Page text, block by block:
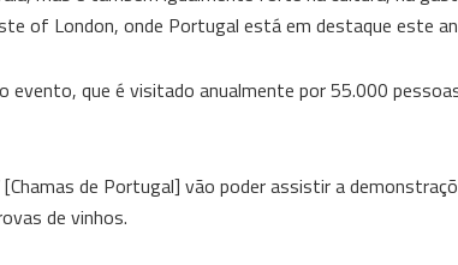
of London, onde Portugal está em destaque este
evento, que é visitado anualmente por 55.000
de Portugal] vão poder assistir a
de vinhos.